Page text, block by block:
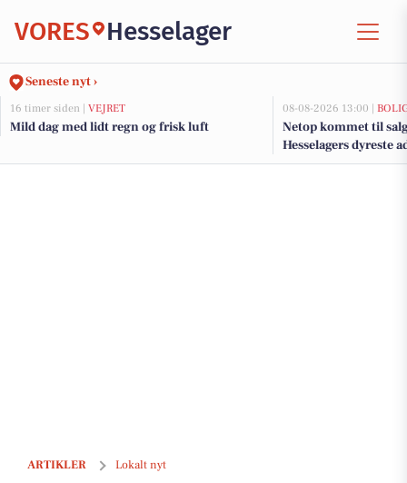
VORES Hesselager
Seneste nyt ›
16 timer siden | VEJRET
Mild dag med lidt regn og frisk luft
08-08-2026 13:00 |
Netop kommet til
Hesselagers dyreste
ARTIKLER Lokalt nyt
Ørkildskolen afholder marked på Torvet